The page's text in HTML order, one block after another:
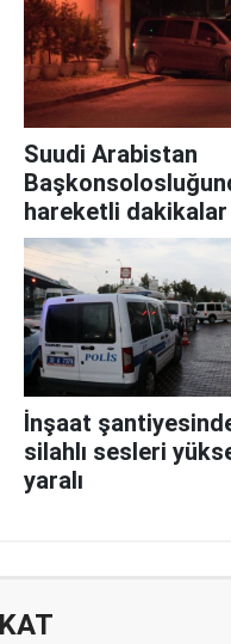
Suudi Arabistan
hareketli dakikalar
İnşaat
silahlı sesleri
yaralı